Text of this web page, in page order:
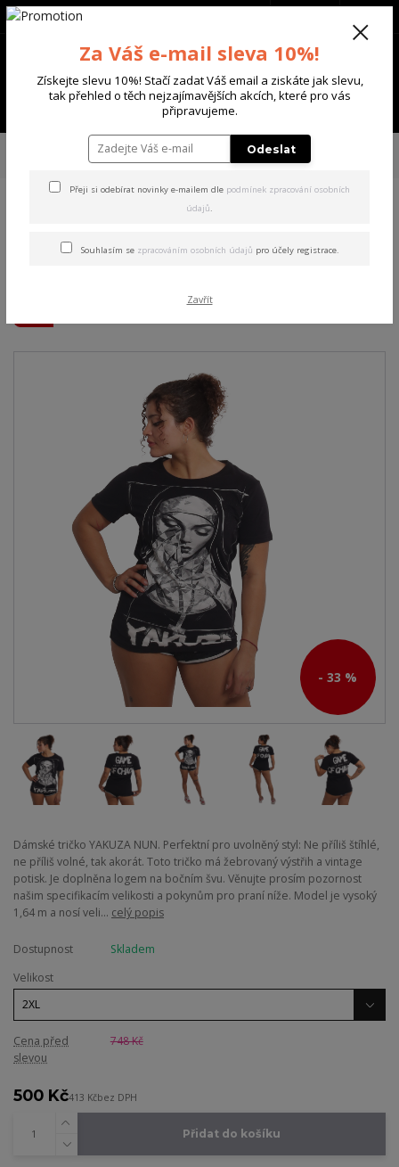
Menu
+420 702 136 620
TRIČKA & TÍLKA
Yakuza dámské tílko Nun Urban Crew
Neck T-Shirt black 2XL
Urban Crew Neck T-Shirt
- 33 %
Dámské tričko YAKUZA NUN. Perfektní pro uvolněný styl: Ne příliš štíhlé,
ne příliš volné, tak akorát. Toto tričko má žebrovaný výstřih a vintage
potisk. Je doplněna logem na bočním švu. Věnujte prosím pozornost
našim specifikacím velikosti a pokynům pro praní níže. Model je vysoký
1,64 m a nosí veli... celý popis
Dostupnost
Skladem
Velikost
Cena před
slevou
748 Kč
500 Kč413 Kčbez DPH
Přidat do košíku
Za Váš e-mail sleva 10%!
Získejte slevu 10%! Stačí zadat Váš email a ziskáte jak slevu,
tak přehled o těch nejzajímavějších akcích, které pro vás
připravujeme.
Odeslat
Přeji si odebírat novinky e-mailem dle podmínek zpracování osobních
údajů.
Souhlasím se zpracováním osobních údajů pro účely registrace.
Zavřít